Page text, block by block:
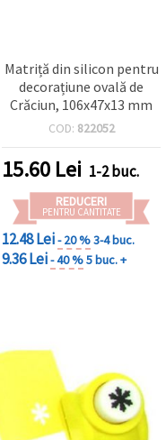
Matriță din silicon pentru
decorațiune ovală de
Crăciun, 106x47x13 mm
COD: 822052
15.60 Lei 1-2 buc.
REDUCERI
PENTRU CANTITATE
12.48 Lei- 20 %3-4 buc.
9.36 Lei- 40 %5 buc. +